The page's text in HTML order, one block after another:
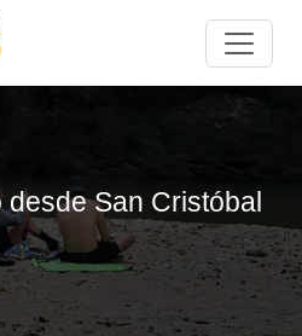
desde San Cristóbal